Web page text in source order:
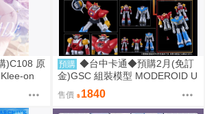
)C108 原
on
預購 ◆台中卡通◆預購2月(免訂
金)GSC 組裝模型 MODEROID U
FO戰士阿波羅 大阿波羅 0906
售價 1840